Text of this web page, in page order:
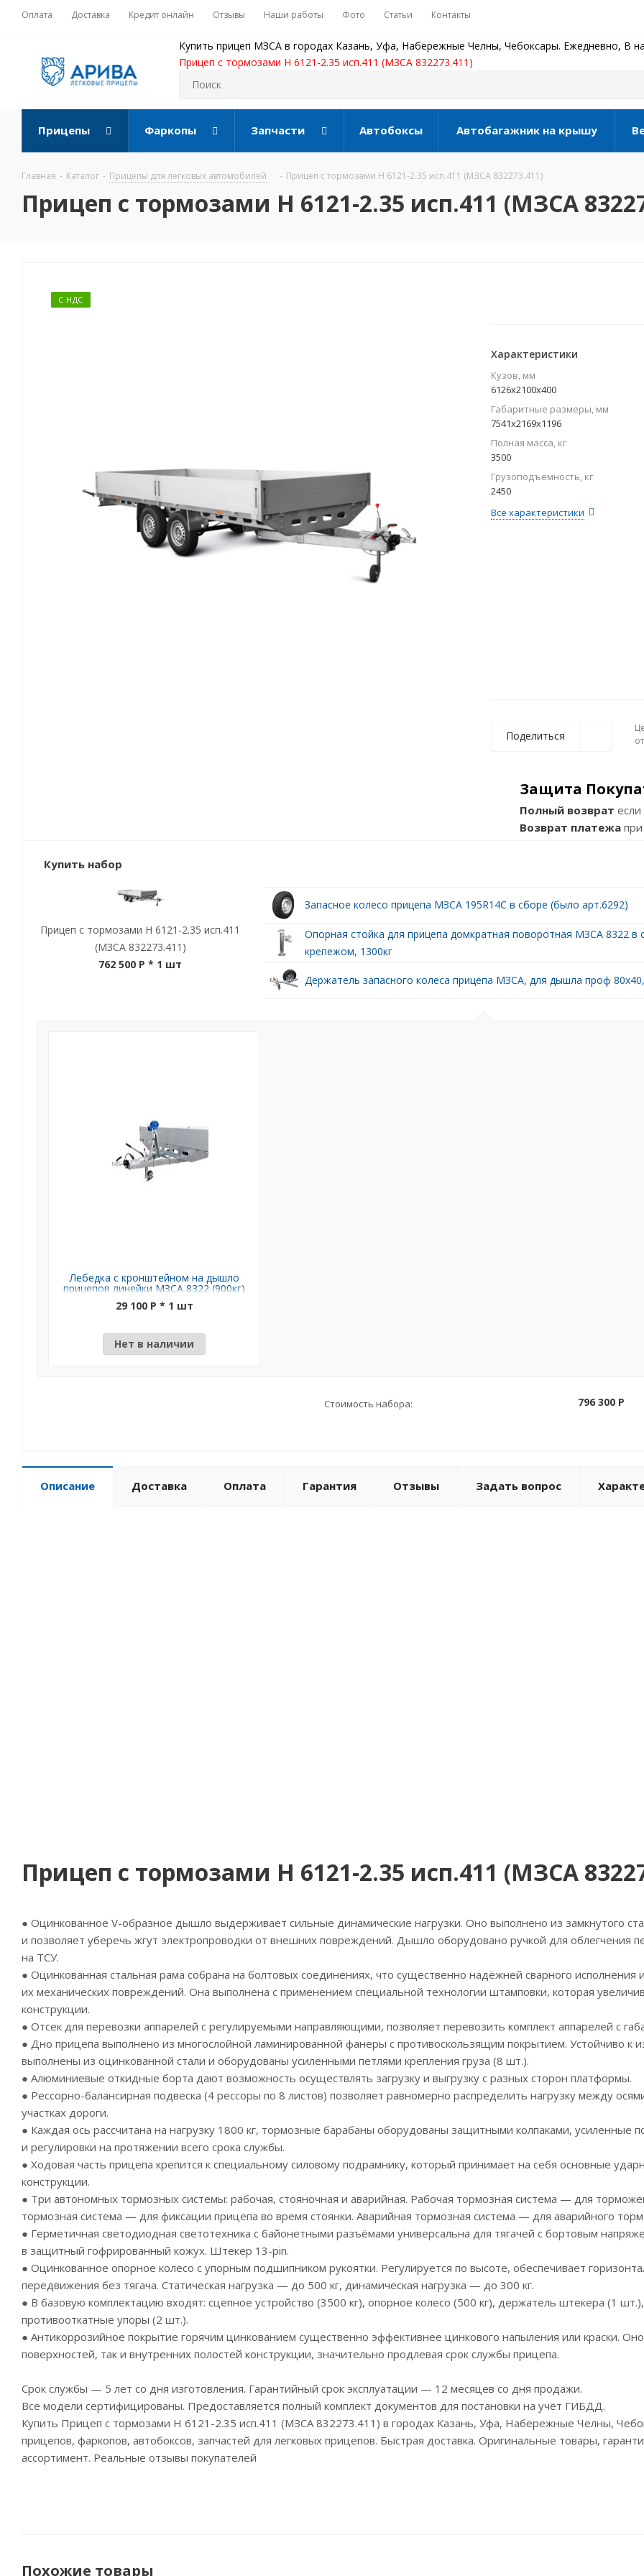
Оплата Доставка Кредит онлайн Отзывы Наши работы Фото Статьи Контакты
Купить прицеп МЗСА в городах Казань, Уфа, Набережные Челны, Чебоксары. Ежедневно, В
Прицеп с тормозами Н 6121-2.35 исп.411 (МЗСА 832273.411)
Прицепы Фаркопы Запчасти Автобоксы Автобагажник на крышу
Главная - Каталог - Прицепы для легковых автомобилей - Прицеп с тормозами Н 6121-2.35 исп.411 (МЗСА 832273.411)
Прицеп с тормозами Н 6121-2.35 исп.411 (МЗСА
С НДС
Характеристики
Кузов, мм
6126х2100х400
Габаритные размеры, мм
7541х2169х1196
Полная масса, кг
3500
Грузоподъемность, кг
2450
Все характеристики
Поделиться
Защита
Полный возврат
Возврат платежа
Купить набор
Прицеп с тормозами Н 6121-2.35 исп.411
(МЗСА 832273.411)
762 500 P * 1 шт
Запасное колесо прицепа МЗСА 195R14С в сборе (было арт.6292)
Опорная стойка для прицепа домкратная поворотная МЗСА 8322 в
крепежом, 1300кг
Держатель запасного колеса прицепа МЗСА, для дышла проф
Лебедка с кронштейном на дышло
прицепов линейки МЗСА 8322 (900кг)
МЗСА 4500.0028
29 100 P * 1 шт
Нет в наличии
Стоимость набора: 796 300 P
Описание Доставка Оплата Гарантия Отзывы Задать вопрос
Прицеп с тормозами Н 6121-2.35 исп.411 (МЗСА
● Оцинкованное V-образное дышло выдерживает сильные динамические нагрузки. Оно выполнено из замкнутого
и позволяет уберечь жгут электропроводки от внешних повреждений. Дышло оборудовано ручкой для облегчения
на ТСУ.
● Оцинкованная стальная рама собрана на болтовых соединениях, что существенно надёжней сварного исполнения
их механических повреждений. Она выполнена с применением специальной технологии штамповки, которая
конструкции.
● Отсек для перевозки аппарелей с регулируемыми направляющими, позволяет перевозить комплект аппарелей с
● Дно прицепа выполнено из многослойной ламинированной фанеры с противоскользящим покрытием. Устойчиво к
выполнены из оцинкованной стали и оборудованы усиленными петлями крепления груза (8 шт.).
● Алюминиевые откидные борта дают возможность осуществлять загрузку и выгрузку с разных сторон платформы.
● Рессорно-балансирная подвеска (4 рессоры по 8 листов) позволяет равномерно распределить нагрузку между
участках дороги.
● Каждая ось рассчитана на нагрузку 1800 кг, тормозные барабаны оборудованы защитными колпаками, усиленные
и регулировки на протяжении всего срока службы.
● Ходовая часть прицепа крепится к специальному силовому подрамнику, который принимает на себя основные
конструкции.
● Три автономных тормозных системы: рабочая, стояночная и аварийная. Рабочая тормозная система — для
тормозная система — для фиксации прицепа во время стоянки. Аварийная тормозная система — для аварийного
● Герметичная светодиодная светотехника с байонетными разъёмами универсальна для тягачей с бортовым
в защитный гофрированный кожух. Штекер 13-pin.
● Оцинкованное опорное колесо с упорным подшипником рукоятки. Регулируется по высоте, обеспечивает
передвижения без тягача. Статическая нагрузка — до 500 кг, динамическая нагрузка — до 300 кг.
● В базовую комплектацию входят: сцепное устройство (3500 кг), опорное колесо (500 кг), держатель штекера (1
противооткатные упоры (2 шт.).
● Антикоррозийное покрытие горячим цинкованием существенно эффективнее цинкового напыления или краски.
поверхностей, так и внутренних полостей конструкции, значительно продлевая срок службы прицепа.
Срок службы — 5 лет со дня изготовления. Гарантийный срок эксплуатации — 12 месяцев со дня продажи.
Все модели сертифицированы. Предоставляется полный комплект документов для постановки на учёт ГИБДД.
Купить Прицеп с тормозами Н 6121-2.35 исп.411 (МЗСА 832273.411) в городах Казань, Уфа, Набережные Челны,
прицепов, фаркопов, автобоксов, запчастей для легковых прицепов. Быстрая доставка. Оригинальные товары,
ассортимент. Реальные отзывы покупателей
Похожие товары